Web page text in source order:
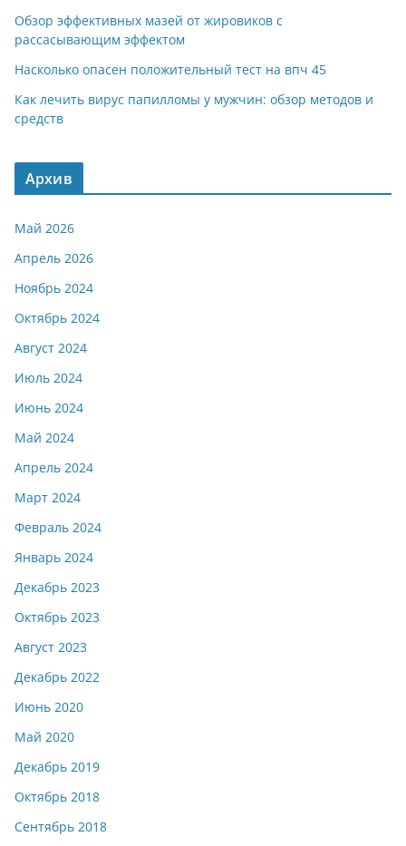
Обзор эффективных мазей от жировиков с
рассасывающим эффектом
Насколько опасен положительный тест на впч 45
Как лечить вирус папилломы у мужчин: обзор методов и
средств
Архив
Май 2026
Апрель 2026
Ноябрь 2024
Октябрь 2024
Август 2024
Июль 2024
Июнь 2024
Май 2024
Апрель 2024
Март 2024
Февраль 2024
Январь 2024
Декабрь 2023
Октябрь 2023
Август 2023
Декабрь 2022
Июнь 2020
Май 2020
Декабрь 2019
Октябрь 2018
Сентябрь 2018